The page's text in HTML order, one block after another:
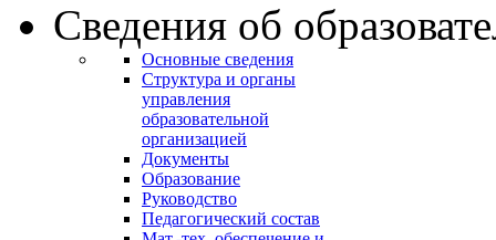
Сведения об
Основные сведения
Структура и органы
управления
образовательной
организацией
Документы
Образование
Руководство
Педагогический состав